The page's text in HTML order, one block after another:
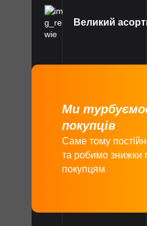
Великий
Ми
покупців
Саме тому
та робимо знижки
покупцям